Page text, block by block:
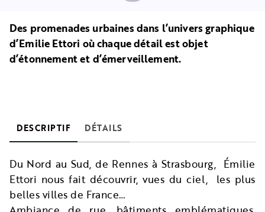
Des promenades urbaines dans l’univers graphique
d’Emilie Ettori où chaque détail est objet
d’étonnement et d’émerveillement.
DESCRIPTIF DÉTAILS
Du Nord au Sud, de Rennes à Strasbourg, Émilie
Ettori nous fait découvrir, vues du ciel, les plus
belles villes de France…